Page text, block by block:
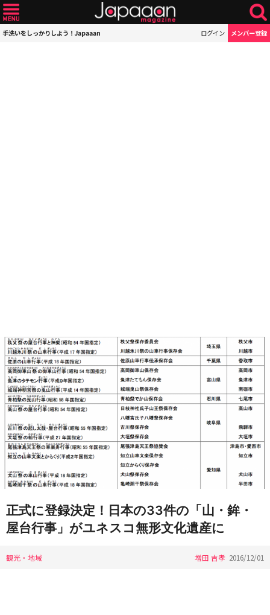
手洗いをしっかりしよう！Japaaan ログイン メンバー登録
正式に登録決定！日本の33件の「山・鉾・
屋台行事」がユネスコ無形文化遺産に
観光・地域 増田 吉孝 2016/12/01